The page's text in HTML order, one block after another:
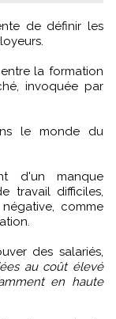
la formation
invoquée par
le monde du
d'un manque
travail difficiles,
comme
des salariés,
au coût élevé
en haute